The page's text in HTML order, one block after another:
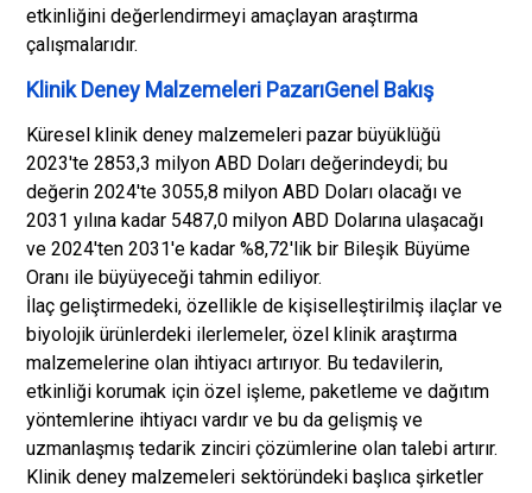
etkinliğini değerlendirmeyi amaçlayan araştırma
çalışmalarıdır.
Klinik Deney Malzemeleri PazarıGenel Bakış
Küresel klinik deney malzemeleri pazar büyüklüğü
2023'te 2853,3 milyon ABD Doları değerindeydi; bu
değerin 2024'te 3055,8 milyon ABD Doları olacağı ve
2031 yılına kadar 5487,0 milyon ABD Dolarına ulaşacağı
ve 2024'ten 2031'e kadar %8,72'lik bir Bileşik Büyüme
Oranı ile büyüyeceği tahmin ediliyor.
İlaç geliştirmedeki, özellikle de kişiselleştirilmiş ilaçlar ve
biyolojik ürünlerdeki ilerlemeler, özel klinik araştırma
malzemelerine olan ihtiyacı artırıyor. Bu tedavilerin,
etkinliği korumak için özel işleme, paketleme ve dağıtım
yöntemlerine ihtiyacı vardır ve bu da gelişmiş ve
uzmanlaşmış tedarik zinciri çözümlerine olan talebi artırır.
Klinik deney malzemeleri sektöründeki başlıca şirketler